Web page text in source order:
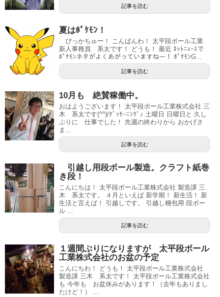
記事を読む
夏はﾎﾟｹﾓﾝ！
ぴっかちゅー！ こんばんわ！ 太平段ボール工業
新人事務員 系太です！ どうも！ 最近 ﾈｯﾄﾆｭｰｽで
ﾎﾟｹﾓﾝネタがよくあがっていますねー！ ﾎﾟｹﾓﾝG...
記事を読む
10月も 絶賛稼働中。
おはようございます！ 太平段ボール工業株式会社 三
木 系太です(^^)/ｸﾞｯﾓｰﾆﾝｸﾞ♪ 土曜日 日曜日と 久し
ぶりに 仕事でした！ 先週の終わりから おかげさ
ま...
記事を読む
引越し用段ボール製造。クラフト紙巻
き段！
こんにちは！ 太平段ボール工業株式会社 製造課 三
木 系太です。 ４月といえば 新学期！ 新生活！ 新
生活と言えば！ 引越しです。 引越し梱包用 段ボー
ル ...
記事を読む
１週間ぶりになりますが 太平段ボール
工業株式会社のお盆の予定
こんにちわ！ どうも！ 太平段ボール工業株式会社
製造課 三木 系太です！ 太平段ボール工業株式会社
も 今年も お盆休みがあります！（去年もありまし
たけど！） ...